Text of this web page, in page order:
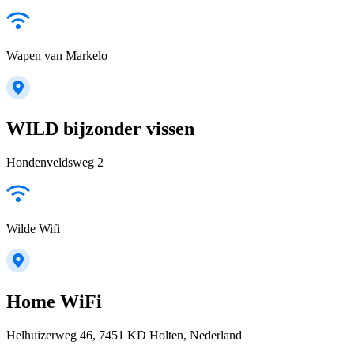
Wapen van Markelo
WILD bijzonder vissen
Hondenveldsweg 2
Wilde Wifi
Home WiFi
Helhuizerweg 46, 7451 KD Holten, Nederland